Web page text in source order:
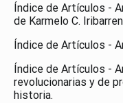
Índice de Artículos -
de Karmelo C. Iribarren
Índice de Artículos -
Índice de Artículos -
revolucionarias y de
historia.